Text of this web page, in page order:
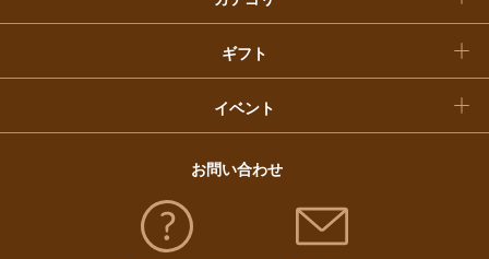
ギフト
イベント
お問い合わせ